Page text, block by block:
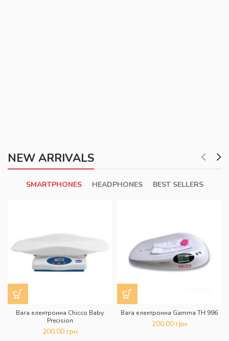
NEW ARRIVALS
SMARTPHONES HEADPHONES BEST SELLERS
Вага електронна Chicco Baby
Precision
200.00 грн
Вага електронна Gamma TH 996
200.00 грн